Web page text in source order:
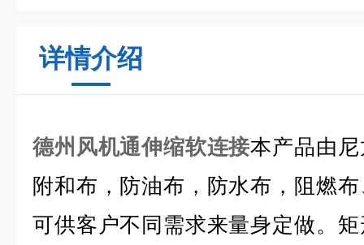
详情介绍
德州风机通伸缩软连接本产品由
附和布，防油布，防水布，阻燃
可供客户不同需求来量身定做。